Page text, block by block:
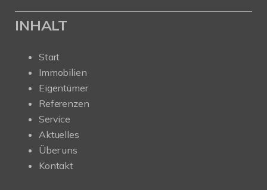
INHALT
Start
Immobilien
Eigentümer
Referenzen
Service
Aktuelles
Über uns
Kontakt